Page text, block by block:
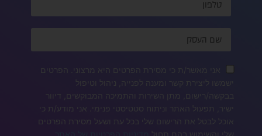
אני מאשר/ת כי מסירת הפרטים היא מרצוני. הפרטים
ישמשו ליצירת קשר ומענה לפנייה, ניהול וטיפול
בבקשה/רישום, מתן השירות והתמיכה המבוקשים, דיוור
ישיר, תפעול האתר וניתוח סטטיסטי פנימי. אני מודע/ת כי
אוכל לבטל את הרישום שלי בכל עת ושעל מסירת הפרטים
שלי והשימוש בהם תחול